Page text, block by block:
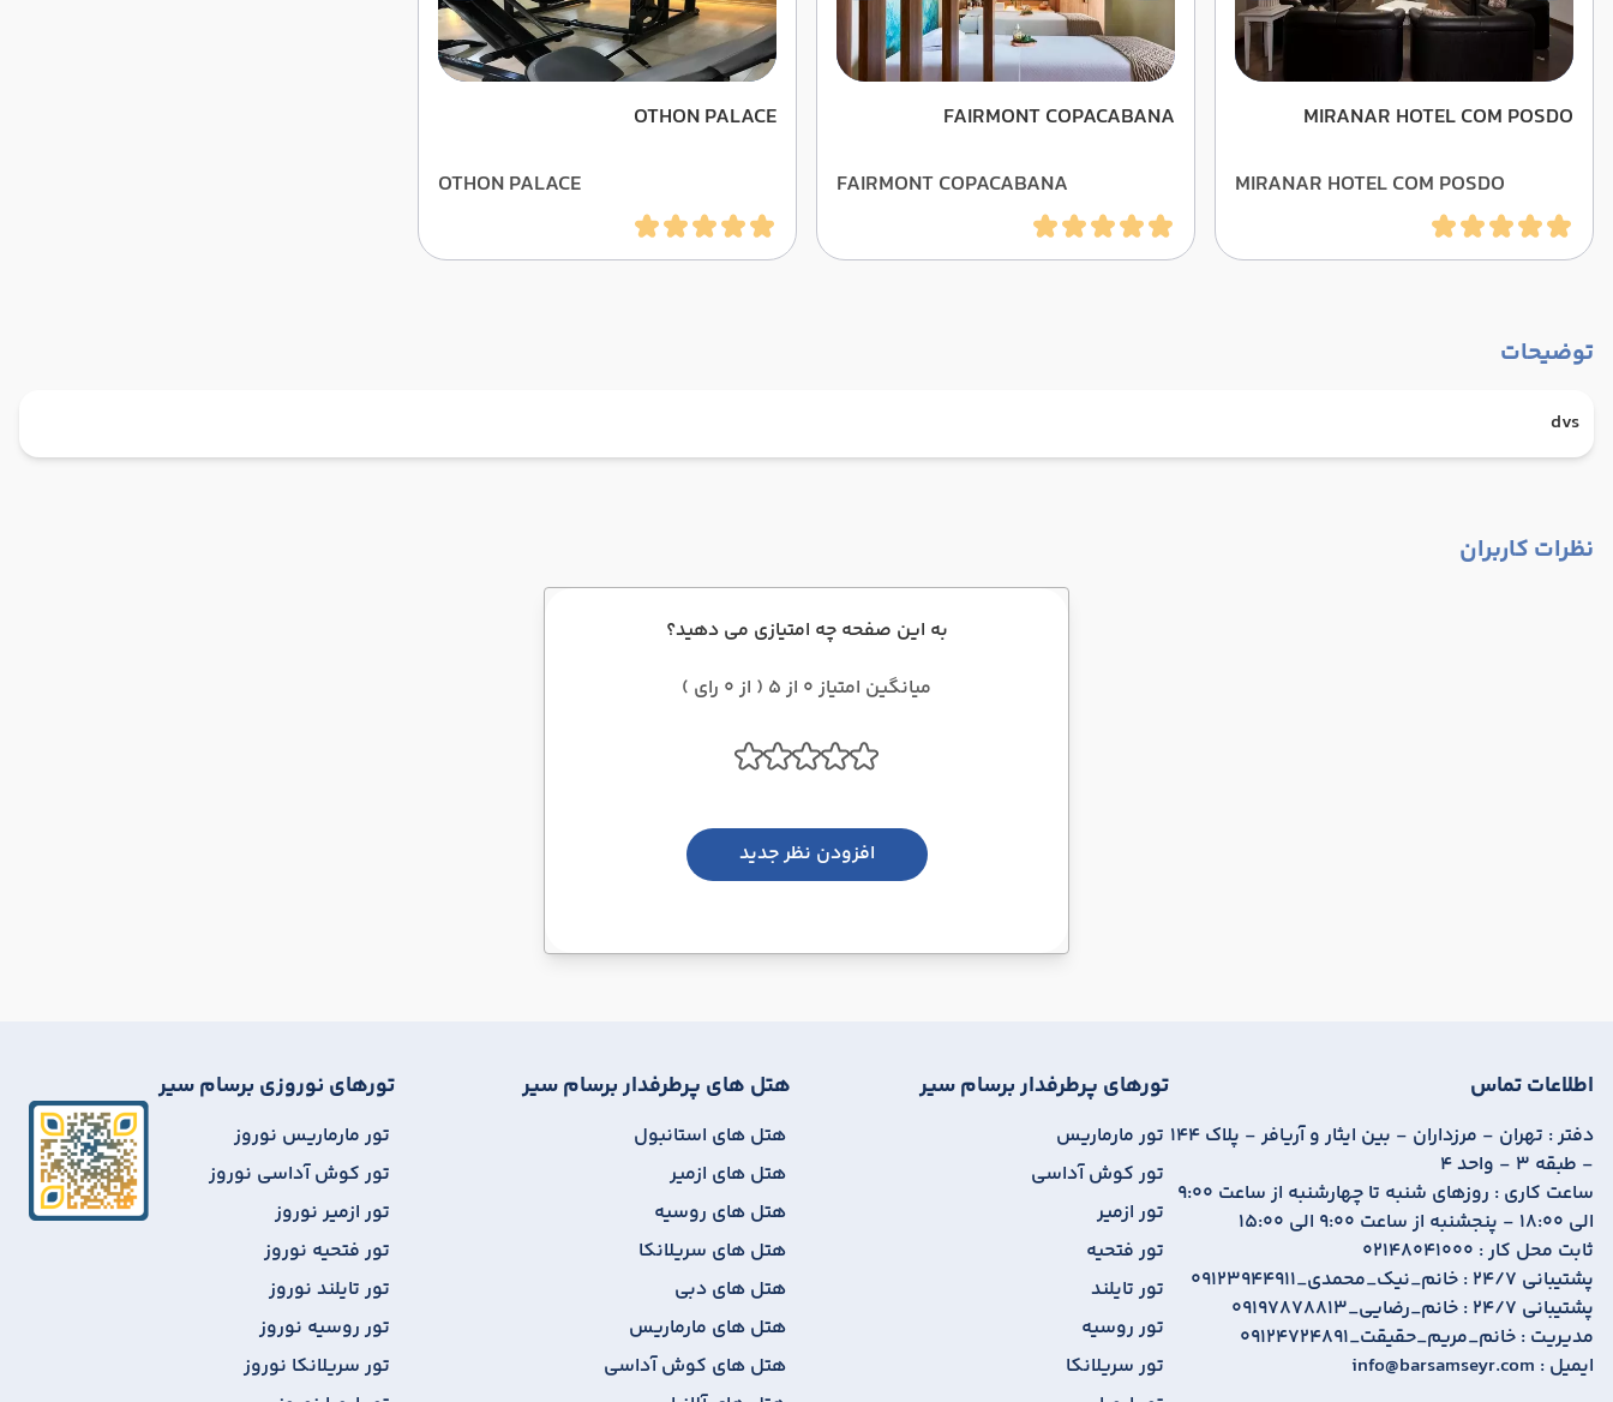
MIRANAR HOTEL COM POSDO
MIRANAR HOTEL COM POSDO
FAIRMONT COPACABANA
FAIRMONT COPACABANA
OTHON PALACE
OTHON PALACE
توضیحات
dvs
نظرات کاربران
به این صفحه چه امتیازی می دهید؟
میانگین امتیاز 0 از 5 ( از 0 رای )
افزودن نظر جدید
اطلاعات تماس
دفتر :
تهران - مرزداران - بین ایثار و آریافر - پلاک 144
- طبقه 3 - واحد 4
ساعت کاری :
روزهای شنبه تا چهارشنبه از ساعت 9:00
الی 18:00 - پنجشنبه از ساعت 9:00 الی 15:00
ثابت محل کار : 02148041000
پشتیبانی 24/7 :
09123944911_خانم_نیک_محمدی
پشتیبانی 24/7 :
09197878813_خانم_رضایی
مدیریت : 09124724891_خانم_مریم_حقیقت
ایمیل : info@barsamseyr.com
تورهای پرطرفدار برسام سیر
تور مارماریس
تور کوش آداسی
تور ازمیر
تور فتحیه
تور تایلند
تور روسیه
تور سریلانکا
هتل های پرطرفدار برسام سیر
هتل های استانبول
هتل های ازمیر
هتل های روسیه
هتل های سریلانکا
هتل های دبی
هتل های مارماریس
هتل های کوش آداسی
تورهای نوروزی برسام سیر
تور مارماریس نوروز
تور کوش آداسی نوروز
تور ازمیر نوروز
تور فتحیه نوروز
تور تایلند نوروز
تور روسیه نوروز
تور سریلانکا نوروز